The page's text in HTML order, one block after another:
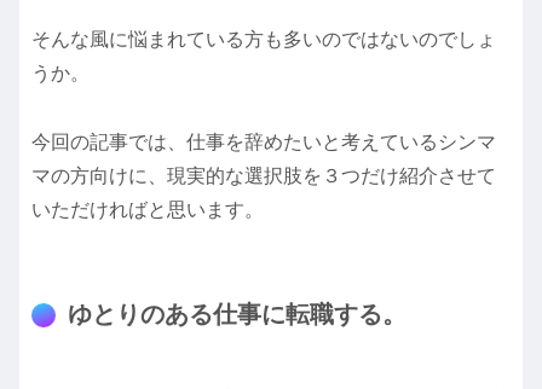
そんな風に悩まれている方も多いのではないのでしょ
うか。
今回の記事では、仕事を辞めたいと考えているシンマ
マの方向けに、現実的な選択肢を３つだけ紹介させて
いただければと思います。
ゆとりのある仕事に転職する。